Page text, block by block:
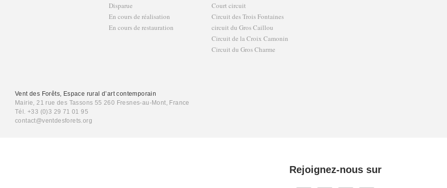
Disparue
En cours de réalisation
En cours de restauration
Court circuit
Circuit des Trois Fontaines
circuit du Gros Caillou
Circuit de la Croix Camonin
Circuit du Gros Charme
Vent des Forêts, Espace rural d’art contemporain
Mairie, 21 rue des Tassons 55 260 Fresnes-au-Mont, France
Tél. +33 (0)3 29 71 01 95
contact@ventdesforets.org
Rejoignez-nous sur